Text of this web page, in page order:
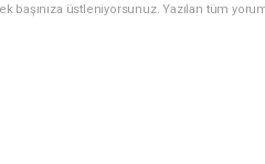
başınıza üstleniyorsunuz. Yazılan tüm